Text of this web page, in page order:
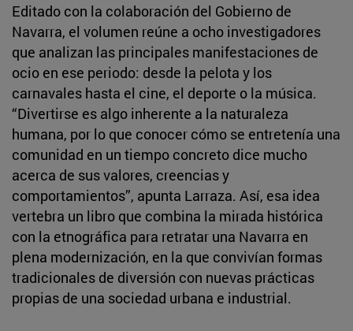
Editado con la colaboración del Gobierno de
Navarra, el volumen reúne a ocho investigadores
que analizan las principales manifestaciones de
ocio en ese periodo: desde la pelota y los
carnavales hasta el cine, el deporte o la música.
“Divertirse es algo inherente a la naturaleza
humana, por lo que conocer cómo se entretenía una
comunidad en un tiempo concreto dice mucho
acerca de sus valores, creencias y
comportamientos”, apunta Larraza. Así, esa idea
vertebra un libro que combina la mirada histórica
con la etnográfica para retratar una Navarra en
plena modernización, en la que convivían formas
tradicionales de diversión con nuevas prácticas
propias de una sociedad urbana e industrial.